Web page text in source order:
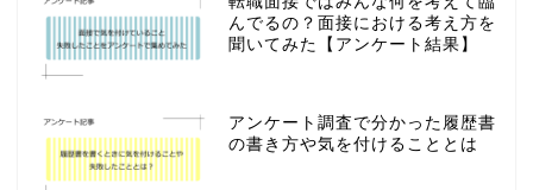
んでるの？面接における考え方を
聞いてみた【アンケート結果】
アンケート調査で分かった履歴書
の書き方や気を付けることとは